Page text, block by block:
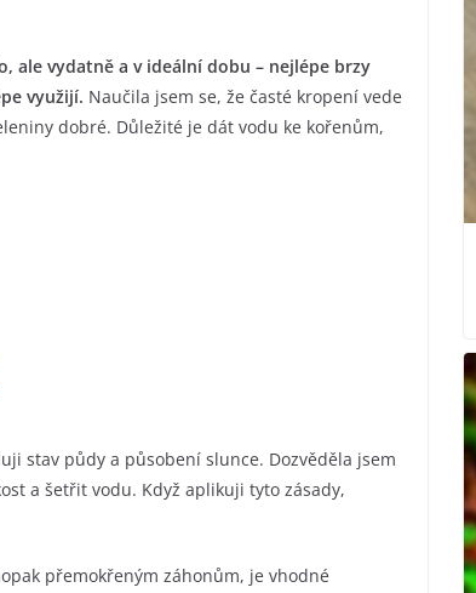
ale vydatně a v ideální dobu – nejlépe brzy
využijí. Naučila jsem se, že časté kropení vede
dobré. Důležité je dát vodu ke kořenům,
stav půdy a působení slunce. Dozvěděla jsem
a šetřit vodu. Když aplikuji tyto zásady,
přemokřeným záhonům, je vhodné